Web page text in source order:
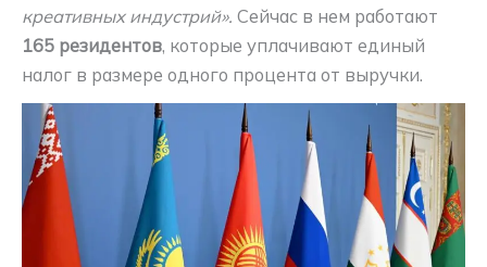
креативных индустрий». Сейчас в нем работают
165 резидентов, которые уплачивают единый
налог в размере одного процента от выручки.